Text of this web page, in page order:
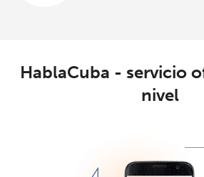
HablaCuba - servicio
nivel